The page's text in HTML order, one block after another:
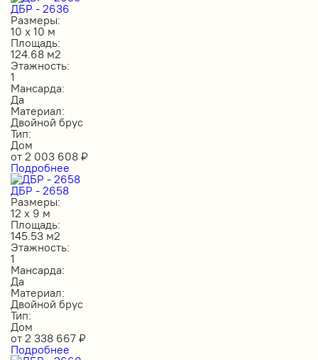
ДБР - 2636
Размеры:
10 х 10 м
Площадь:
124.68 м2
Этажность:
1
Мансарда:
Да
Материал:
Двойной брус
Тип:
Дом
от 2 003 608 ₽
Подробнее
ДБР - 2658
Размеры:
12 х 9 м
Площадь:
145.53 м2
Этажность:
1
Мансарда:
Да
Материал:
Двойной брус
Тип:
Дом
от 2 338 667 ₽
Подробнее